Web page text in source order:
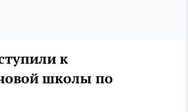
к
школы по